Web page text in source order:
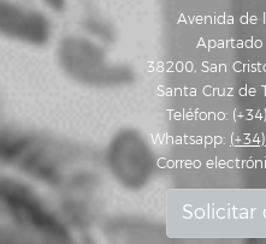
Avenida de
38200, San
Santa Cruz de
Teléfono:
Whatsapp:
Correo
Solicitar